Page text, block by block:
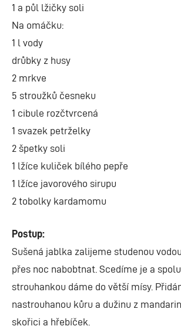
1 a půl lžičky soli
Na omáčku:
1 l vody
drůbky z husy
2 mrkve
5 stroužků česneku
1 cibule rozčtvrcená
1 svazek petrželky
2 špetky soli
1 lžíce kuliček bílého pepře
1 lžíce javorového sirupu
2 tobolky kardamomu
Postup:
Sušená jablka zalijeme studenou
přes noc nabobtnat. Scedíme je a
strouhankou dáme do větší mísy.
nastrouhanou kůru a dužinu z
skořici a hřebíček.